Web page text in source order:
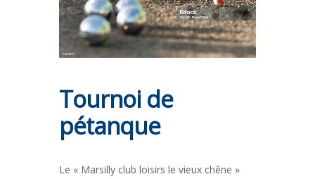
Tournoi de
pétanque
Le « Marsilly club loisirs le vieux chêne »